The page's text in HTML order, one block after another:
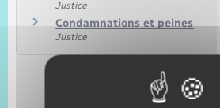
Justice
Condamnations et peines
Justice